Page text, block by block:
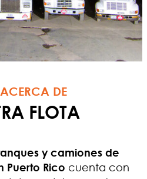
DE
FLOTA
y camiones de
Puerto Rico cuenta con